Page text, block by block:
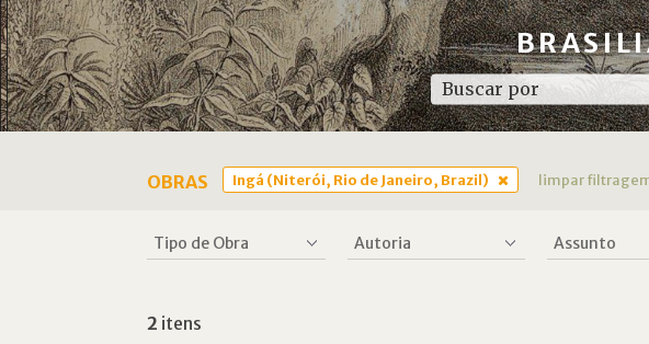
OBRAS Ingá (Niterói, Rio de Janeiro, Brazil) limpar
2 itens